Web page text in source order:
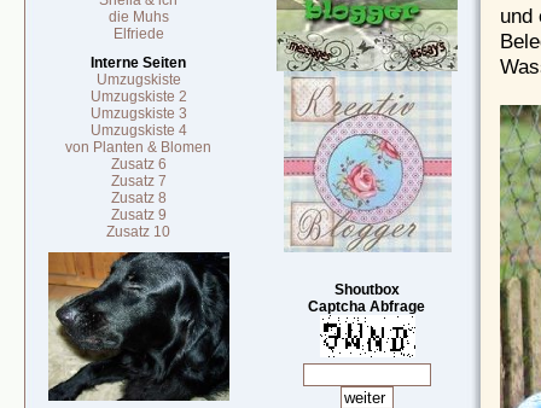
die Muhs
Elfriede
Interne Seiten
Umzugskiste
Umzugskiste 2
Umzugskiste 3
Umzugskiste 4
von Planten & Blomen
Zusatz 6
Zusatz 7
Zusatz 8
Zusatz 9
Zusatz 10
Shoutbox
Captcha Abfrage
und